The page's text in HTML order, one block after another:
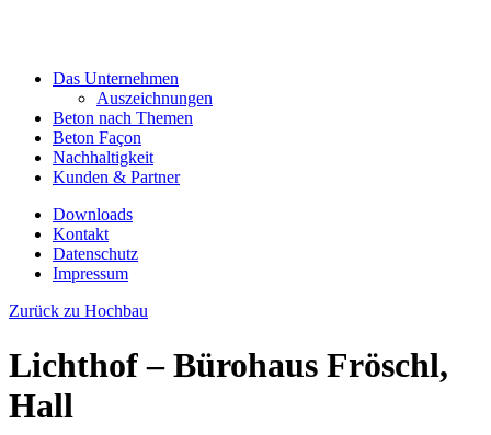
Das Unternehmen
Auszeichnungen
Beton nach Themen
Beton Façon
Nachhaltigkeit
Kunden & Partner
Downloads
Kontakt
Datenschutz
Impressum
Zurück zu Hochbau
Lichthof – Bürohaus Fröschl,
Hall